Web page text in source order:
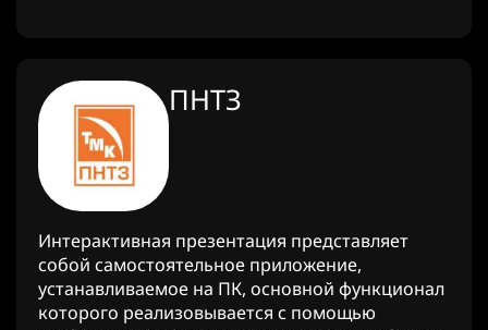
ПНТЗ
Интерактивная презентация представляет
собой самостоятельное приложение,
устанавливаемое на ПК, основной функционал
которого реализовывается с помощью